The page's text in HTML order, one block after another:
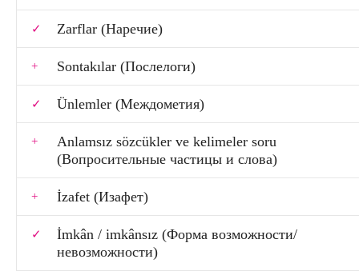
Zarflar (Наречие)
Sontakılar (Послелоги)
Ünlemler (Междометия)
Anlamsız sözcükler ve kelimeler soru
(Вопросительные частицы и слова)
İzafet (Изафет)
İmkân / imkânsız (Форма возможности/
невозможности)